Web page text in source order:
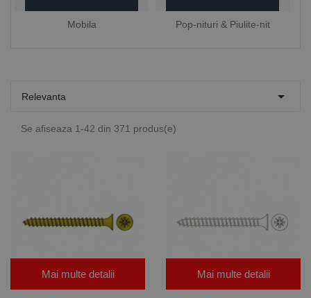
Mobila Pop-nituri & Piulite-nit
Relevanta 
Se afiseaza 1-42 din 371 produs(e)
Mai multe detalii Mai multe detalii